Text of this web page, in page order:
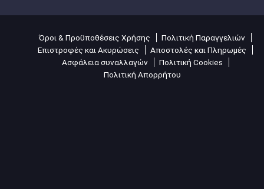
Όροι & Προϋποθέσεις Χρήσης
Πολιτική Παραγγελιών
Επιστροφές και Ακυρώσεις
Αποστολές και Πληρωμές
Ασφάλεια συναλλαγών
Πολιτική Cookies
Πολιτική Απορρήτου